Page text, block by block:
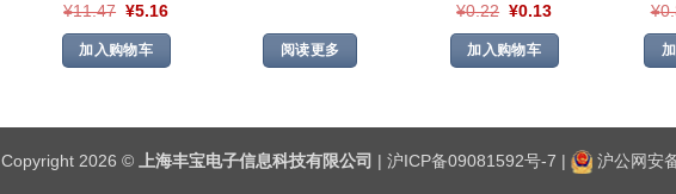
¥11.47 ¥5.16
加入购物车 阅读更多
¥0.22 ¥0.13
加入购物车
¥
Copyright 2026 © 上海丰宝电子信息科技有限公司 | 沪ICP备09081592号-7 | 沪公网安